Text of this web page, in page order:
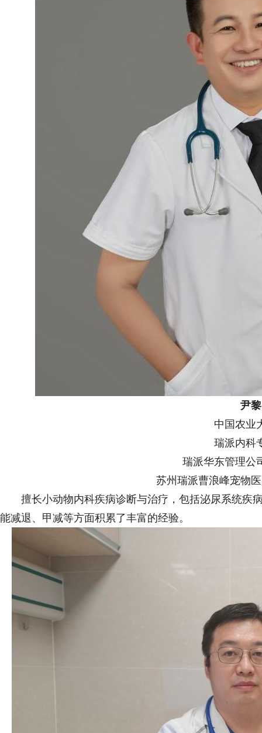
尹
中国农业
瑞派内科
瑞派华东管理公
苏州瑞派曹浪峰宠物
擅长小动物内科疾病诊断与治疗，包括泌尿系统疾
能减退、甲减等方面积累了丰富的经验。